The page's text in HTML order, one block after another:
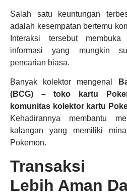
Salah satu keuntungan
adalah kesempatan bertemu
Interaksi tersebut
informasi yang mungkin
pencarian biasa.
Banyak kolektor mengenal
(BCG) – toko kartu
komunitas kolektor kartu
Kehadirannya membantu
kalangan yang memiliki
Pokemon.
Transaksi
Lebih Aman